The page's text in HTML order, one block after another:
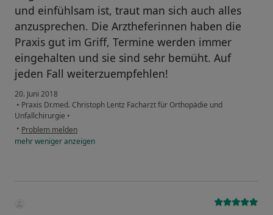
und einfühlsam ist, traut man sich auch alles
anzusprechen. Die Arztheferinnen haben die
Praxis gut im Griff, Termine werden immer
eingehalten und sie sind sehr bemüht. Auf
jeden Fall weiterzuempfehlen!
20. Juni 2018
• Praxis Dr.med. Christoph Lentz Facharzt für Orthopädie und
Unfallchirurgie •
• Problem melden
mehrwenigeranzeigen